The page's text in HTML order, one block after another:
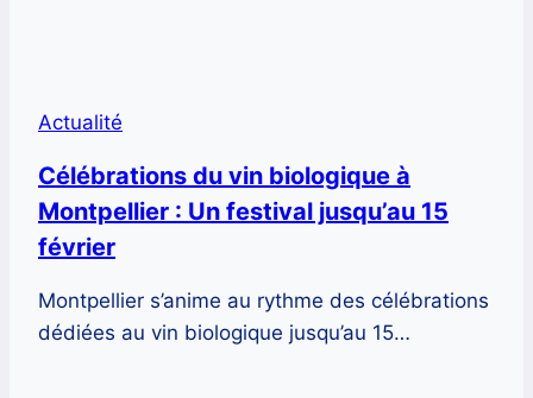
Actualité
Célébrations du vin biologique à
Montpellier : Un festival jusqu’au 15
février
Montpellier s’anime au rythme des célébrations
dédiées au vin biologique jusqu’au 15…